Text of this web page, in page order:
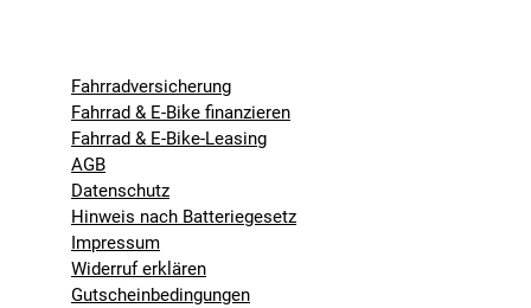
Fahrradversicherung
Fahrrad & E-Bike finanzieren
Fahrrad & E-Bike-Leasing
AGB
Datenschutz
Hinweis nach Batteriegesetz
Impressum
Widerruf erklären
Gutscheinbedingungen